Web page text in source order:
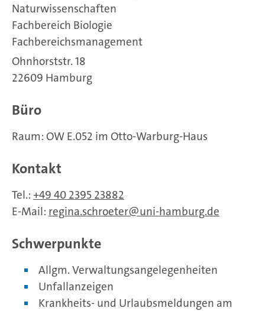
Naturwissenschaften
Fachbereich Biologie
Fachbereichsmanagement
Ohnhorststr. 18
22609 Hamburg
Büro
Raum: OW E.052 im Otto-Warburg-Haus
Kontakt
Tel.: +49 40 2395 23882
E-Mail: regina.schroeter uni-hamburg.de
Schwerpunkte
Allgm. Verwaltungsangelegenheiten
Unfallanzeigen
Krankheits- und Urlaubsmeldungen am